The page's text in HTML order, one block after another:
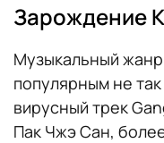
Зарождение
Музыкальный
популярным не
вирусный трек
Пак Чжэ Сан, более